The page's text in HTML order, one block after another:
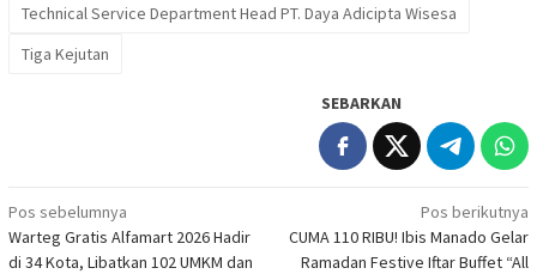
Technical Service Department Head PT. Daya Adicipta Wisesa
Tiga Kejutan
SEBARKAN
Navigasi
pos
Pos sebelumnya
Warteg Gratis Alfamart 2026 Hadir
di 34 Kota, Libatkan 102 UMKM dan
Pos berikutnya
CUMA 110 RIBU! Ibis Manado Gelar
Ramadan Festive Iftar Buffet “All